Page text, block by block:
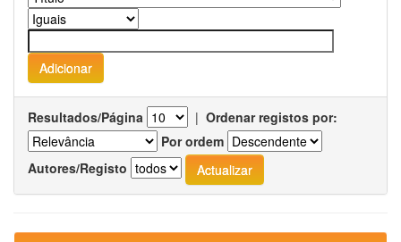
Resultados/Página | Ordenar registos por:
Por ordem
Autores/Registo